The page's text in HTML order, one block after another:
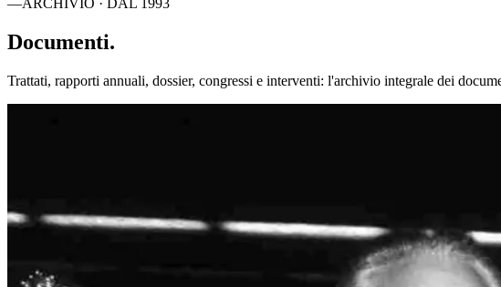
—ARCHIVIO · DAL 1993
Documenti.
Trattati, rapporti annuali, dossier, congressi e interventi: l'archivio integrale dei